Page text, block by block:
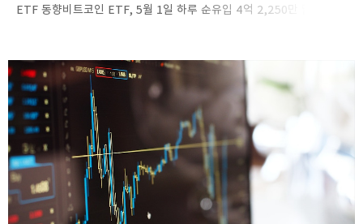
ETF 동향비트코인 ETF, 5월 1일 하루 순유입 4억 2,250만 달러
3억 5,140만 달러로 가장 큰 비중을 차지했으며, Bitwise의 BITB가
3,840만 달러, Fidelity의 FBTC가 2,950만 달러의 순유입을
보였습니다. 반면, ARK 21Shares의 ARKB는 8,720만 달러의
순유출을 기록했습니다.링크: Blockchain.News게시일시:
2025.05.02​WisdomTree 비트코인 ETF, 5월 2일 순유입 0달러
기록2025년 5월 2일, W..